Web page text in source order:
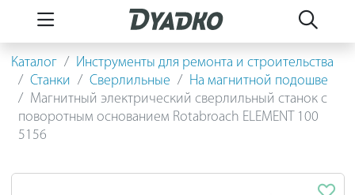
Каталог
Инструменты для ремонта и строительства
Станки
Сверлильные
На магнитной подошве
Магнитный электрический сверлильный станок с
поворотным основанием Rotabroach ELEMENT 100
5156